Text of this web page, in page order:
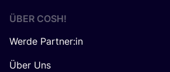
ÜBER COSH!
Werde Partner:in
Über Uns